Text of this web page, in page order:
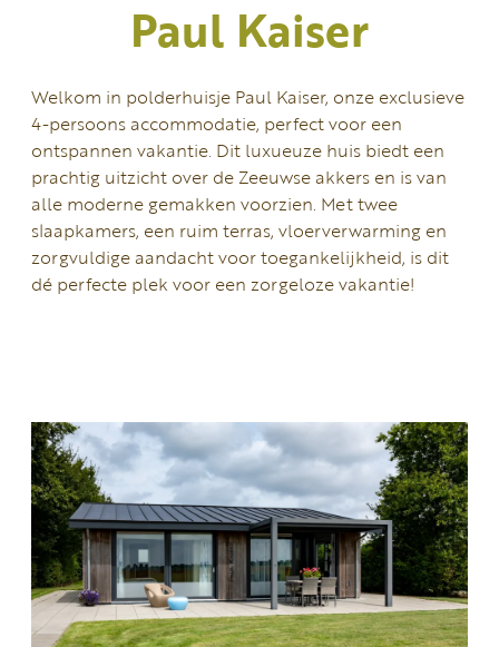
Paul Kaiser
Welkom in polderhuisje Paul Kaiser, onze exclusieve
4-persoons accommodatie, perfect voor een
ontspannen vakantie. Dit luxueuze huis biedt een
prachtig uitzicht over de Zeeuwse akkers en is van
alle moderne gemakken voorzien. Met twee
slaapkamers, een ruim terras, vloerverwarming en
zorgvuldige aandacht voor toegankelijkheid, is dit
dé perfecte plek voor een zorgeloze vakantie!